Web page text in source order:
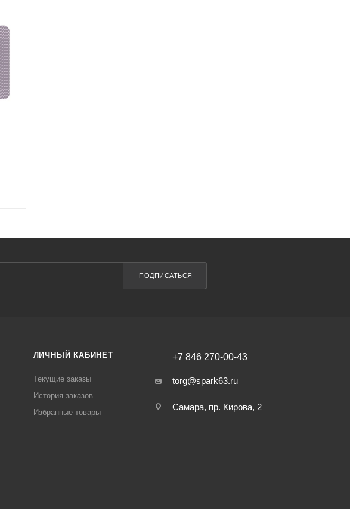
ПОДПИСАТЬСЯ
ЛИЧНЫЙ КАБИНЕТ
Текущие заказы
История заказов
Избранные товары
+7 846 270-00-43
torg@spark63.ru
Самара, пр. Кирова, 2